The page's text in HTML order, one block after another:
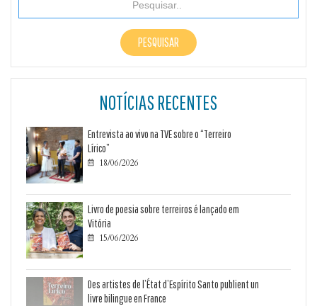
NOTÍCIAS RECENTES
Entrevista ao vivo na TVE sobre o “Terreiro
Lírico”
 18/06/2026
Livro de poesia sobre terreiros é lançado em
Vitória
 15/06/2026
Des artistes de l’État d’Espírito Santo publient un
livre bilingue en France